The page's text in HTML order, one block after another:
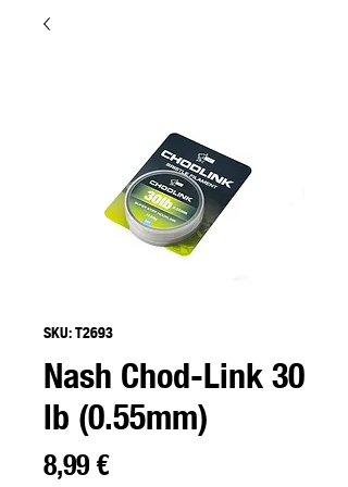
SKU: T2693
Nash Chod-Link 30
lb (0.55mm)
8,99 €Preço